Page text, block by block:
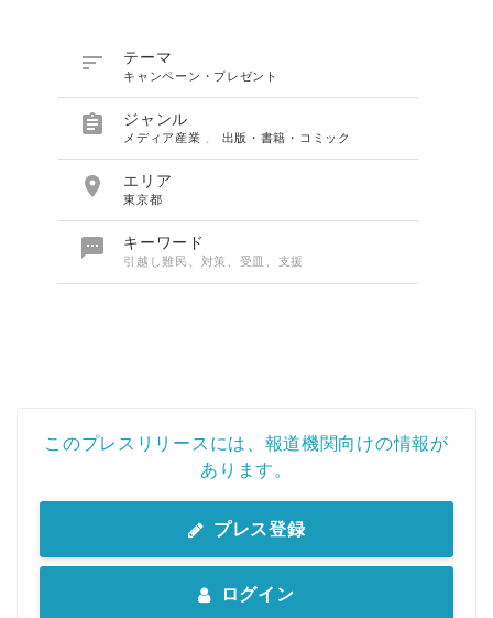
 テーマ
キャンペーン・プレゼント
 ジャンル
メディア産業 出版・書籍・コミック
 エリア
東京都
 キーワード
引越し難民、対策、受皿、支援
このプレスリリースには、報道機関向けの情報が
あります。
プレス登録
ログイン